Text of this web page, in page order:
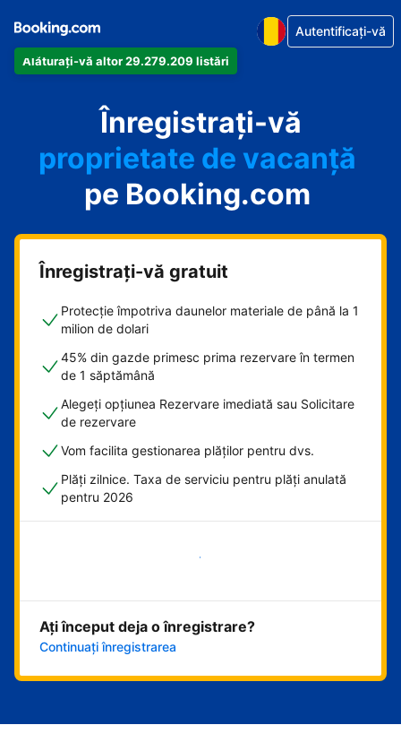
Alăturați-vă altor 29.279.209 listări
Autentificați-vă
Înregistrați-vă
apartamentul
hotelul
proprietate de vacanță
pensiunea
B&B-ul
pe Booking.com
Înregistrați-vă gratuit
Protecție împotriva daunelor materiale de până la 1
milion de dolari
45% din gazde primesc prima rezervare în termen
de 1 săptămână
Alegeți opțiunea Rezervare imediată sau Solicitare
de rezervare
Vom facilita gestionarea plăților pentru dvs.
Plăți zilnice. Taxa de serviciu pentru plăți anulată
pentru 2026
Începeți acum
Ați început deja o înregistrare?
Continuați înregistrarea